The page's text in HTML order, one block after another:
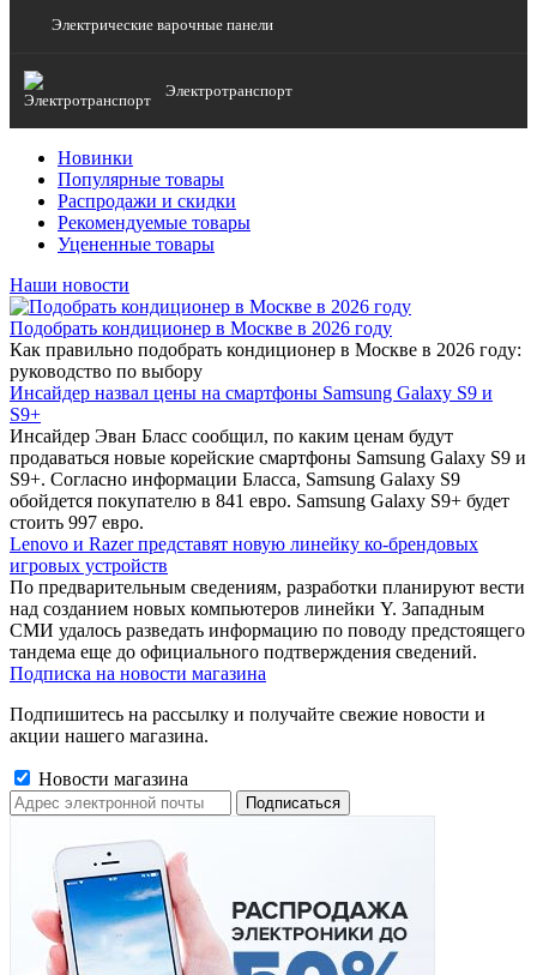
Электрические варочные панели
Электротранспорт
Новинки
Популярные товары
Распродажи и скидки
Рекомендуемые товары
Уцененные товары
Наши новости
Подобрать кондиционер в Москве в 2026 году
Как правильно подобрать кондиционер в Москве в 2026 году:
руководство по выбору
Инсайдер назвал цены на смартфоны Samsung Galaxy S9 и
S9+
Инсайдер Эван Бласс сообщил, по каким ценам будут
продаваться новые корейские смартфоны Samsung Galaxy S9 и
S9+. Согласно информации Бласса, Samsung Galaxy S9
обойдется покупателю в 841 евро. Samsung Galaxy S9+ будет
стоить 997 евро.
Lenovo и Razer представят новую линейку ко-брендовых
игровых устройств
По предварительным сведениям, разработки планируют вести
над созданием новых компьютеров линейки Y. Западным
СМИ удалось разведать информацию по поводу предстоящего
тандема еще до официального подтверждения сведений.
Подписка на новости магазина
Подпишитесь на рассылку и получайте свежие новости и
акции нашего магазина.
Новости магазина